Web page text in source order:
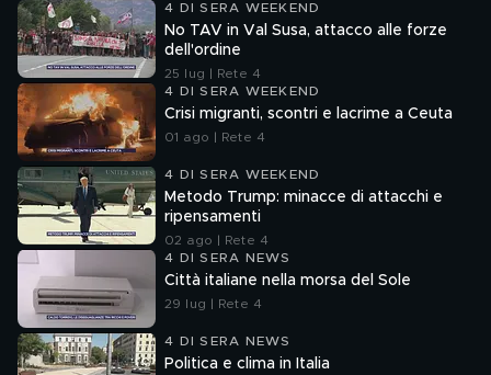
4 DI SERA WEEKEND
No TAV in Val Susa, attacco alle forze
dell'ordine
25 lug | Rete 4
4 DI SERA WEEKEND
Crisi migranti, scontri e lacrime a Ceuta
01 ago | Rete 4
4 DI SERA WEEKEND
Metodo Trump: minacce di attacchi e
ripensamenti
02 ago | Rete 4
4 DI SERA NEWS
Città italiane nella morsa del Sole
29 lug | Rete 4
4 DI SERA NEWS
Politica e clima in Italia